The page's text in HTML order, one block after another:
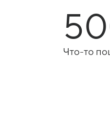
Что-то